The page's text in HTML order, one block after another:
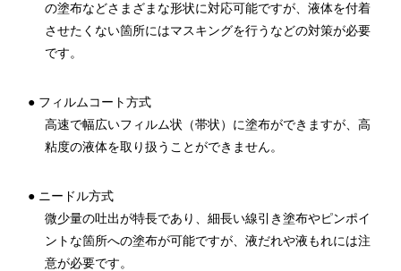
の塗布などさまざまな形状に対応可能ですが、液体を付着
させたくない箇所にはマスキングを行うなどの対策が必要
です。
● フィルムコート方式
高速で幅広いフィルム状（帯状）に塗布ができますが、高
粘度の液体を取り扱うことができません。
● ニードル方式
微少量の吐出が特長であり、細長い線引き塗布やピンポイ
ントな箇所への塗布が可能ですが、液だれや液もれには注
意が必要です。